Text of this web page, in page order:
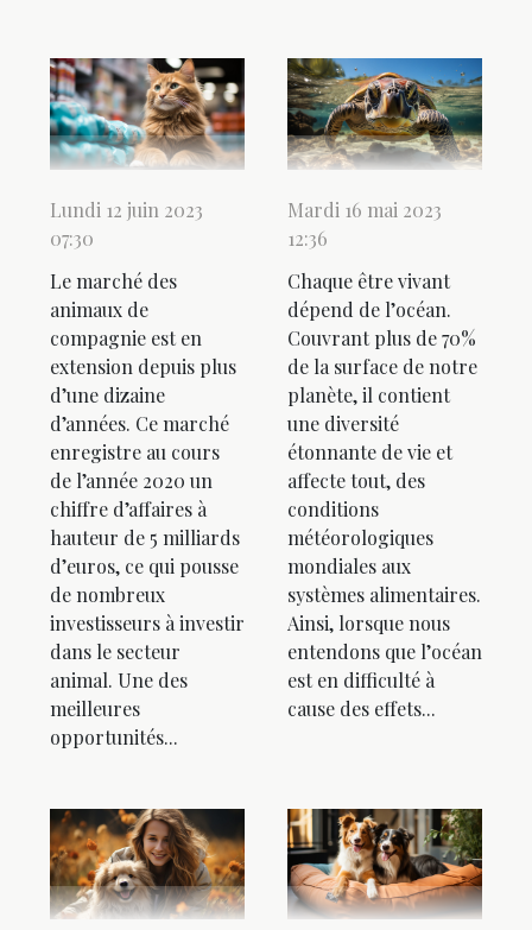
Lundi 12 juin 2023
07:30
Le marché des
animaux de
compagnie est en
extension depuis plus
d’une dizaine
d’années. Ce marché
enregistre au cours
de l’année 2020 un
chiffre d’affaires à
hauteur de 5 milliards
d’euros, ce qui pousse
de nombreux
investisseurs à investir
dans le secteur
animal. Une des
meilleures
opportunités...
Mardi 16 mai 2023
12:36
Chaque être vivant
dépend de l’océan.
Couvrant plus de 70%
de la surface de notre
planète, il contient
une diversité
étonnante de vie et
affecte tout, des
conditions
météorologiques
mondiales aux
systèmes alimentaires.
Ainsi, lorsque nous
entendons que l’océan
est en difficulté à
cause des effets...